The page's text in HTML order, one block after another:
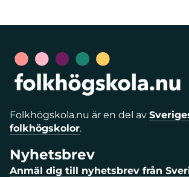
Folkhögskola.nu är en del av
folkhögskolor.
Nyhetsbrev
Anmäl dig till nyhetsbrev från